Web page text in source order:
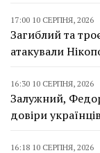
17:00 10 СЕРПНЯ, 2026
Загиблий та
атакували
16:30 10 СЕРПНЯ, 2026
Залужний,
довіри
16:18 10 СЕРПНЯ, 2026